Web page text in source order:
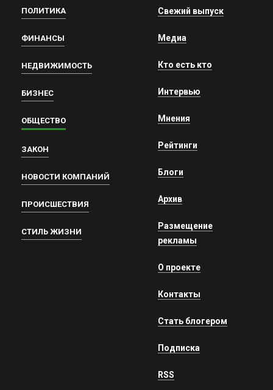
ПОЛИТИКА
ФИНАНСЫ
НЕДВИЖИМОСТЬ
БИЗНЕС
ОБЩЕСТВО
ЗАКОН
НОВОСТИ КОМПАНИЙ
ПРОИСШЕСТВИЯ
СТИЛЬ ЖИЗНИ
Свежий выпуск
Медиа
Кто есть кто
Интервью
Мнения
Рейтинги
Блоги
Архив
Размещение
рекламы
О проекте
Контакты
Стать блогером
Подписка
RSS